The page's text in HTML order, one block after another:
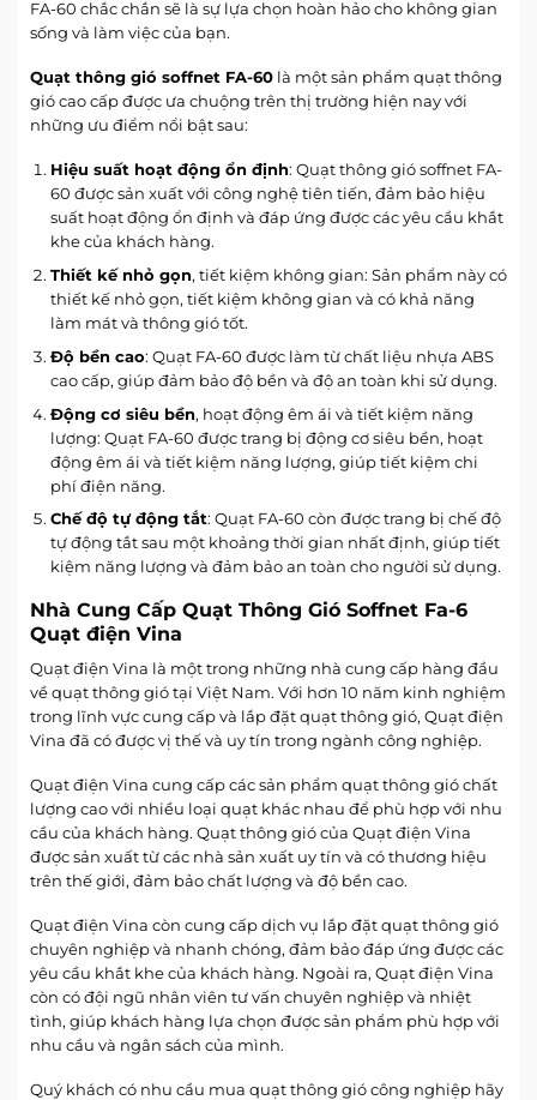
FA-60 chắc chắn sẽ là sự lựa chọn hoàn hảo cho không gian
sống và làm việc của bạn.
Quạt thông gió soffnet FA-60 là một sản phẩm quạt thông
gió cao cấp được ưa chuộng trên thị trường hiện nay với
những ưu điểm nổi bật sau:
Hiệu suất hoạt động ổn định: Quạt thông gió soffnet FA-
60 được sản xuất với công nghệ tiên tiến, đảm bảo hiệu
suất hoạt động ổn định và đáp ứng được các yêu cầu khắt
khe của khách hàng.
Thiết kế nhỏ gọn, tiết kiệm không gian: Sản phẩm này có
thiết kế nhỏ gọn, tiết kiệm không gian và có khả năng
làm mát và thông gió tốt.
Độ bền cao: Quạt FA-60 được làm từ chất liệu nhựa ABS
cao cấp, giúp đảm bảo độ bền và độ an toàn khi sử dụng.
Động cơ siêu bền, hoạt động êm ái và tiết kiệm năng
lượng: Quạt FA-60 được trang bị động cơ siêu bền, hoạt
động êm ái và tiết kiệm năng lượng, giúp tiết kiệm chi
phí điện năng.
Chế độ tự động tắt: Quạt FA-60 còn được trang bị chế độ
tự động tắt sau một khoảng thời gian nhất định, giúp tiết
kiệm năng lượng và đảm bảo an toàn cho người sử dụng.
Nhà Cung Cấp Quạt Thông Gió Soffnet Fa-6
Quạt điện Vina
Quạt điện Vina là một trong những nhà cung cấp hàng đầu
về quạt thông gió tại Việt Nam. Với hơn 10 năm kinh nghiệm
trong lĩnh vực cung cấp và lắp đặt quạt thông gió, Quạt điện
Vina đã có được vị thế và uy tín trong ngành công nghiệp.
Quạt điện Vina cung cấp các sản phẩm quạt thông gió chất
lượng cao với nhiều loại quạt khác nhau để phù hợp với nhu
cầu của khách hàng. Quạt thông gió của Quạt điện Vina
được sản xuất từ các nhà sản xuất uy tín và có thương hiệu
trên thế giới, đảm bảo chất lượng và độ bền cao.
Quạt điện Vina còn cung cấp dịch vụ lắp đặt quạt thông gió
chuyên nghiệp và nhanh chóng, đảm bảo đáp ứng được các
yêu cầu khắt khe của khách hàng. Ngoài ra, Quạt điện Vina
còn có đội ngũ nhân viên tư vấn chuyên nghiệp và nhiệt
tình, giúp khách hàng lựa chọn được sản phẩm phù hợp với
nhu cầu và ngân sách của mình.
Quý khách có nhu cầu mua quạt thông gió công nghiệp hãy